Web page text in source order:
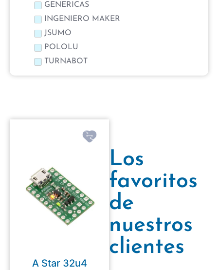
GENERICAS
INGENIERO MAKER
JSUMO
POLOLU
TURNABOT
A Star 32u4
Los
favoritos
de
nuestros
clientes